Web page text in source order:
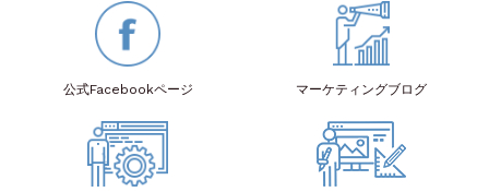
公式Facebookページ マーケティングブログ